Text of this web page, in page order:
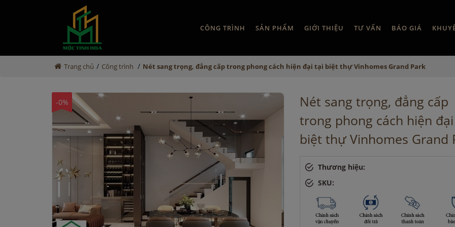
CÔNG TRÌNH SẢN PHẨM GIỚI THIỆU TƯ VẤN BÁO GIÁ
Trang chủ / Công trình / Nét sang trọng, đẳng cấp trong phong cách hiện đại tại biệt thự Vinhomes Grand Park
-0%
Nét sang trọng, đẳng cấp
trong phong cách hiện
biệt thự Vinhomes Grand
Thương hiệu:
SKU: